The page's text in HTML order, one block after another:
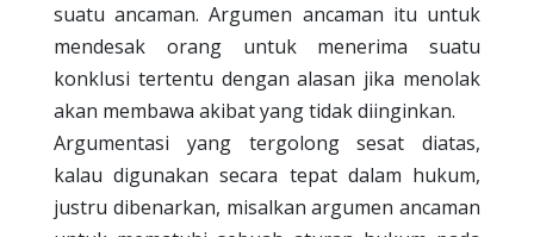
suatu ancaman. Argumen ancaman itu untuk
mendesak orang untuk menerima suatu
konklusi tertentu dengan alasan jika menolak
akan membawa akibat yang tidak diinginkan.
Argumentasi yang tergolong sesat diatas,
kalau digunakan secara tepat dalam hukum,
justru dibenarkan, misalkan argumen ancaman